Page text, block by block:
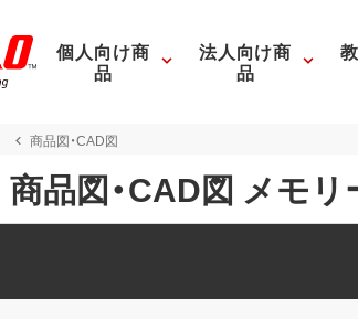
個人向け商
品
法人向け商
品
商品図・CAD図
商品図・CAD図 メモ